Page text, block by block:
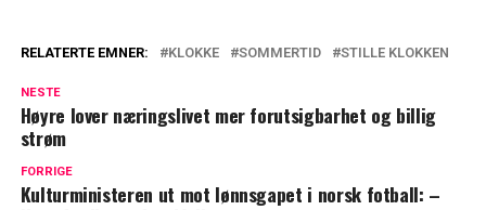
RELATERTE EMNER: KLOKKE SOMMERTID STILLE KLOKKEN
NESTE
Høyre lover næringslivet mer forutsigbarhet og billig
strøm
FORRIGE
Kulturministeren ut mot lønnsgapet i norsk fotball: –